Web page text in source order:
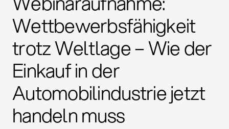
Wettbewerbsfähigkeit
trotz Weltlage – Wie der
Einkauf in der
Automobilindustrie jetzt
handeln muss